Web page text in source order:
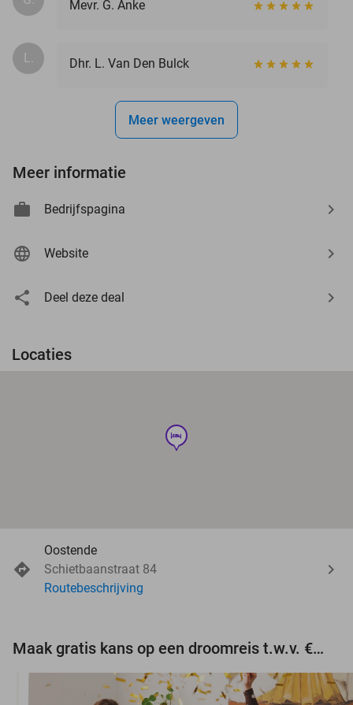
Mevr. G. Anke
L. Dhr. L. Van Den Bulck
Meer weergeven
Meer informatie
Bedrijfspagina
Website
Deel deze deal
Locaties
hotel
Oostende
Schietbaanstraat 84
Routebeschrijving
Maak gratis kans op een droomreis t.w.v. €3.000!